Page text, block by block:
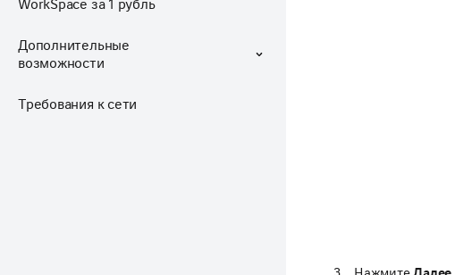
WorkSpace за 1 рубль
Дополнительные
возможности
Требования к сети
НажмитеДалее